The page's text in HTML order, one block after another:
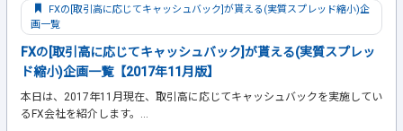
FXの[取引高に応じてキャッシュバック]が貰える(実質スプレッド縮小)企
画一覧
FXの[取引高に応じてキャッシュバック]が貰える(実質スプレッ
ド縮小)企画一覧【2017年11月版】
本日は、2017年11月現在、取引高に応じてキャッシュバックを実施してい
るFX会社を紹介します。...